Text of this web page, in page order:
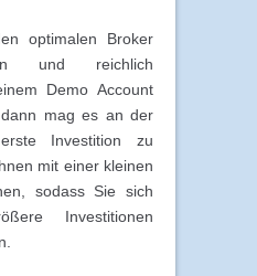
optimalen Broker
und reichlich
Demo Account
mag es an der
Investition zu
mit einer kleinen
sodass Sie sich
Investitionen